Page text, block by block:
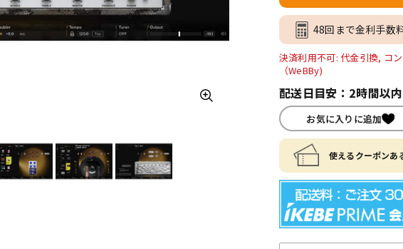
48回まで金利手数
決済利用不可: 代金引換, コ
（WeBBy)
配送日目安：2時間以
お気に入りに追加
使えるクーポン